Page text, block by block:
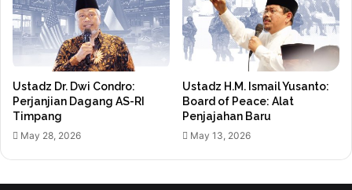
Ustadz Dr. Dwi Condro:
Perjanjian Dagang AS-RI
Timpang
May 28, 2026
Ustadz H.M. Ismail Yusanto:
Board of Peace: Alat
Penjajahan Baru
May 13, 2026